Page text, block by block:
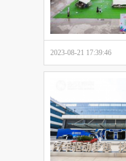
2023-08-21 17:39:46